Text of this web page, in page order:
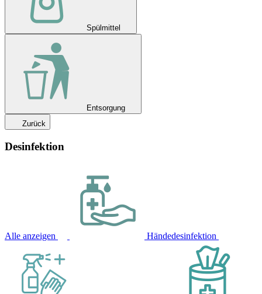
Spülmittel
Entsorgung
Zurück
Desinfektion
Alle anzeigen Händedesinfektion